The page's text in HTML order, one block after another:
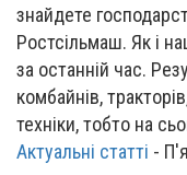
знайдете
Ростсільмаш. Як і
за останній час.
комбайнів,
техніки, тобто на
Актуальні статті -